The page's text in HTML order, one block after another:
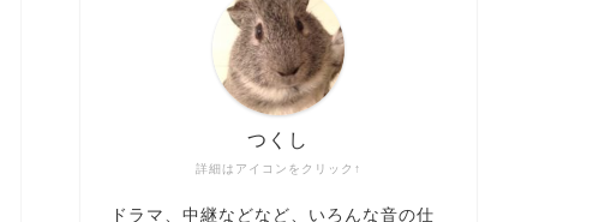
詳細はアイコンをクリック↑
つくし
ドラマ、中継などなど、いろんな音の仕